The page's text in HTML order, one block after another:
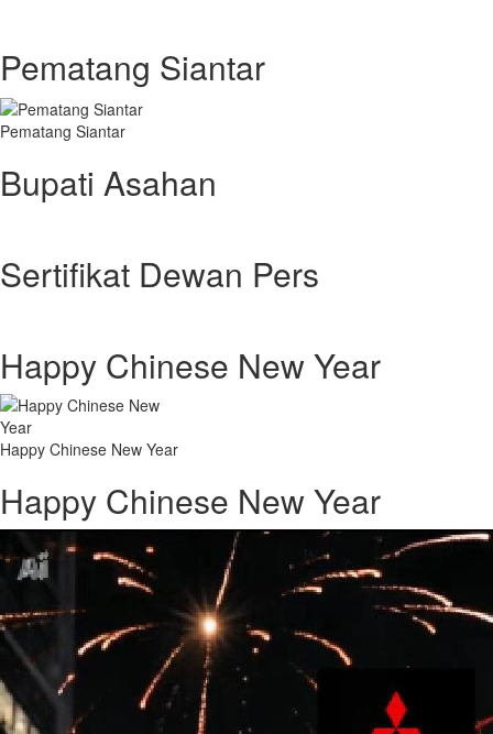
Pematang Siantar
Pematang Siantar
Bupati Asahan
Sertifikat Dewan Pers
Happy Chinese New Year
Happy Chinese New Year
Happy Chinese New Year